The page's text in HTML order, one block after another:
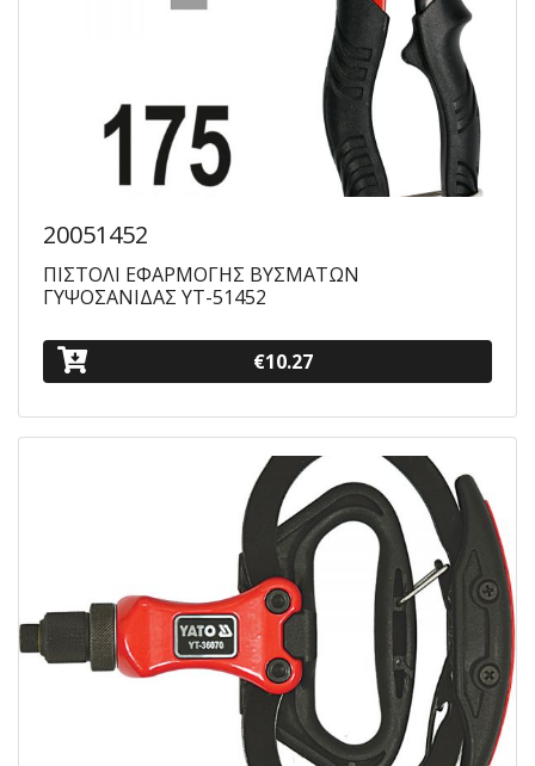
20051452
ΠΙΣΤΟΛΙ ΕΦΑΡΜΟΓΗΣ ΒΥΣΜΑΤΩΝ
ΓΥΨΟΣΑΝΙΔΑΣ ΥΤ-51452
€10.27